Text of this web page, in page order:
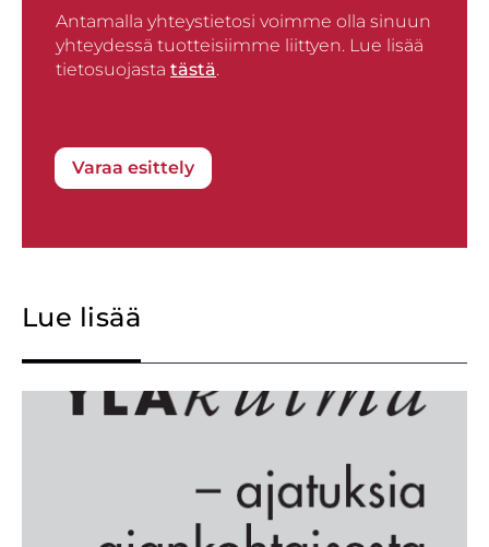
*
*
r
t
s
Antamalla yhteystietosi voimme olla sinuun
yhteydessä tuotteisiimme liittyen. Lue lisää
tietosuojasta tästä.
Varaa esittely
Lue lisää